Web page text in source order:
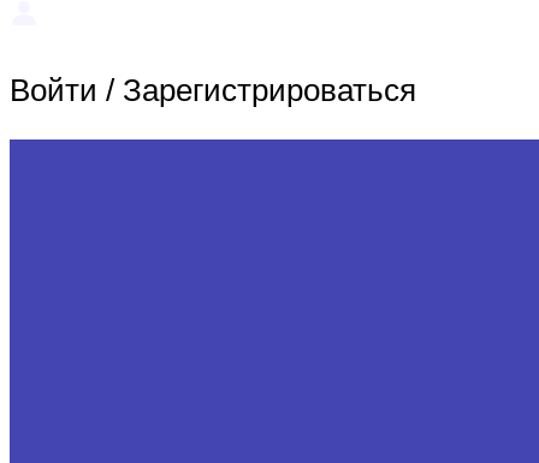
Войти / Зарегистрироваться